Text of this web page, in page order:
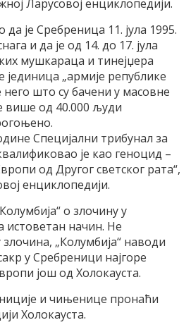
Ларусовој енциклопедији.
да је Сребреница 11. јула 1995.
и да је од 14. до 17. јула
мушкараца и тинејџера
„армије републике
него што су бачени у масовне
више од 40.000 људи
Специјални трибунал за
је као геноцид –
од Другог светског рата“,
енциклопедији.
о злочину у
начин. Не
„Колумбија“ наводи
у Сребреници најгоре
још од Холокауста.
и чињенице пронаћи
Холокауста.